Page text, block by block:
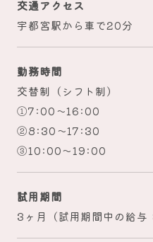
交通アクセス
宇都宮駅から車で20分
勤務時間
交替制（シフト制）
①7:00～16:00
②8:30～17:30
③10:00～19:00
試用期間
3ヶ月（試用期間中の給与